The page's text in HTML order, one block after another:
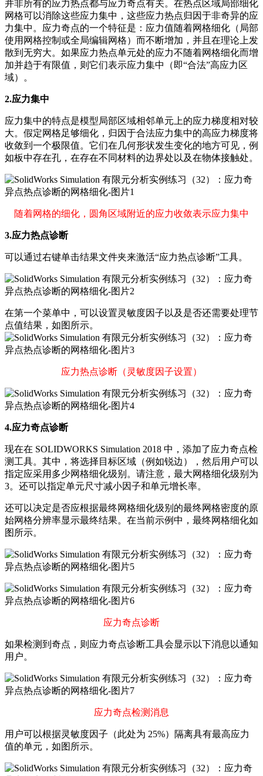
并非所有的应力热点都与应力奇点有关。在热点区域局部细化
网格可以消除这些应力集中，这些应力热点归因于非奇异的应
力集中。应力奇点的一个特征是：应力值随着网格细化（局部
使用网格控制或全局编辑网格）而不断增加，并且在理论上发
散到无穷大。如果应力热点单元处的应力不随着网格细化而增
加并趋于有限值，则它们表示应力集中（即“合法”高应力区
域）。
2.应力集中
应力集中的特点是模型局部区域相邻单元上的应力梯度相对较
大。假定网格足够细化，归因于合法应力集中的高应力梯度将
收敛到一个极限值。它们在几何形状发生变化的地方可见，例
如板中存在孔，在存在不同材料的边界处以及在物体接触处。
随着网格的细化，圆角区域附近的应力收敛表示应力集中
3.应力热点诊断
可以通过右键单击结果文件夹来激活“应力热点诊断”工具。
在第一个菜单中，可以设置灵敏度因子以及是否还需要处理节
点值结果，如图所示。
应力热点诊断（灵敏度因子设置）
4.应力奇点诊断
现在在 SOLIDWORKS Simulation 2018 中，添加了应力奇点检
测工具。其中，将选择目标区域（例如锐边），然后用户可以
指定应采用多少网格细化级别。请注意，最大网格细化级别为
3。还可以指定单元尺寸减小因子和单元增长率。
还可以决定是否应根据最终网格细化级别的最终网格密度的原
始网格分辨率显示最终结果。在当前示例中，最终网格细化如
图所示。
应力奇点诊断
如果检测到奇点，则应力奇点诊断工具会显示以下消息以通知
用户。
应力奇点检测消息
用户可以根据灵敏度因子（此处为 25%）隔离具有最高应力
值的单元，如图所示。